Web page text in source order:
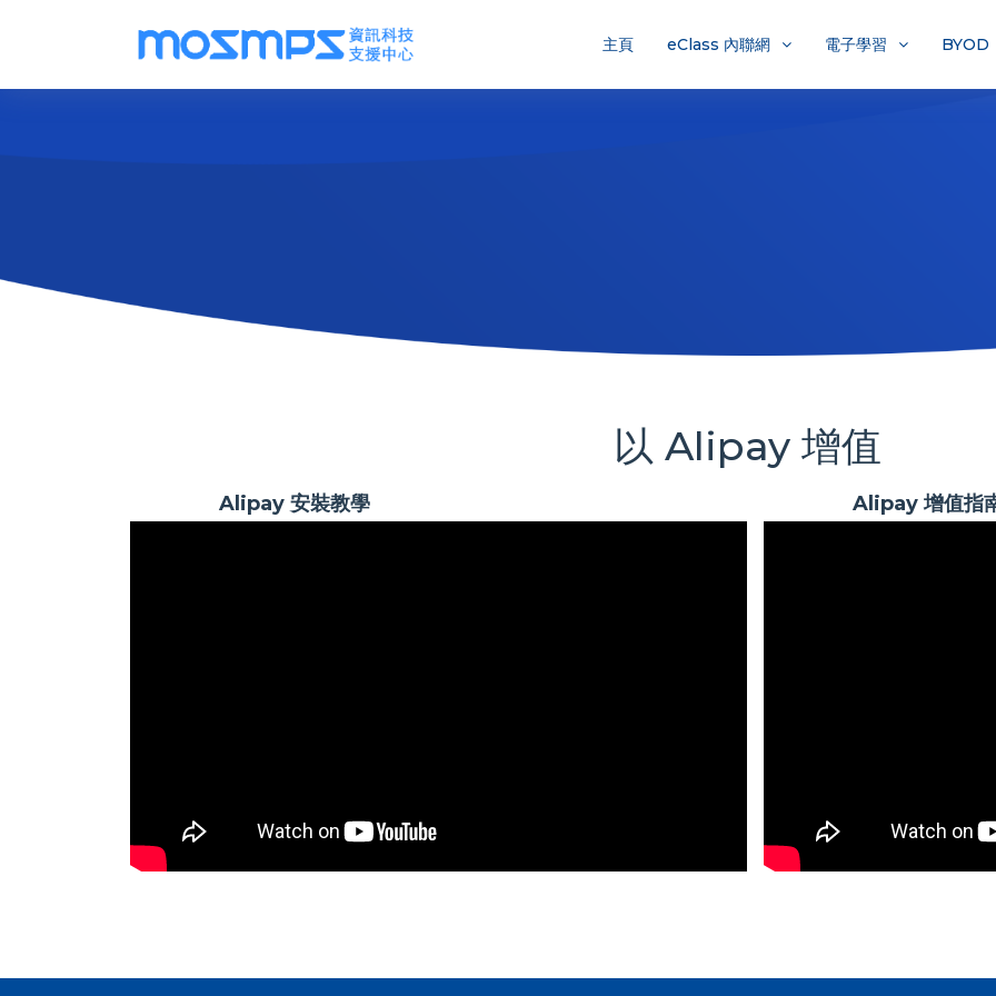
主頁 eClass 內聯網 電子學習 BYOD
以 Alipay 增值
Alipay 安裝教學 Alipay 增值指